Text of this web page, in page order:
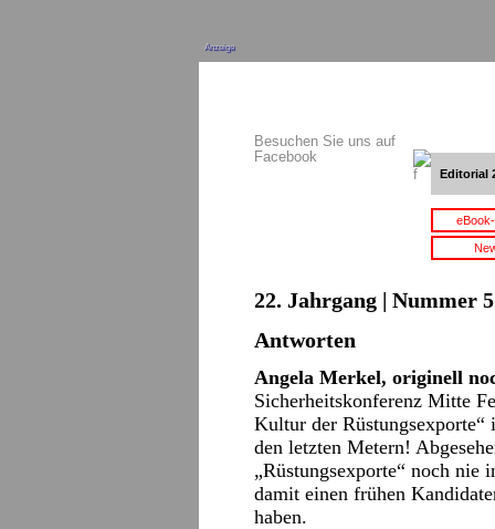
Anzeige
Besuchen Sie uns auf
Facebook
Editorial
22. Jahrgang | Nummer
Antworten
Angela Merkel, originell
Sicherheitskonferenz Mitte
Kultur der
den letzten Metern!
„Rüstungsexporte“ noch nie
damit einen frühen
haben.